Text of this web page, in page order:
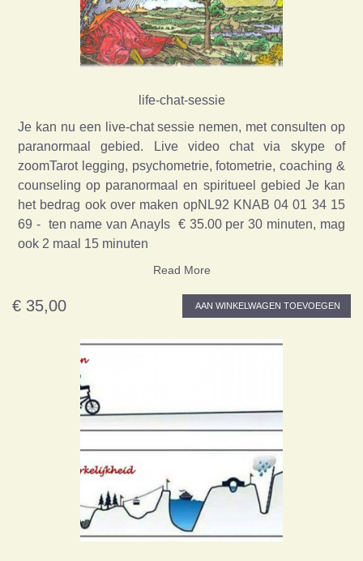
life-chat-sessie
Je kan nu een live-chat sessie nemen, met consulten op
paranormaal gebied. Live video chat via skype of
zoomTarot legging, psychometrie, fotometrie, coaching &
counseling op paranormaal en spiritueel gebied Je kan
het bedrag ook over maken opNL92 KNAB 04 01 34 15
69 - ten name van AnayIs € 35.00 per 30 minuten, mag
ook 2 maal 15 minuten
Read More
€ 35,00 AAN WINKELWAGEN TOEVOEGEN